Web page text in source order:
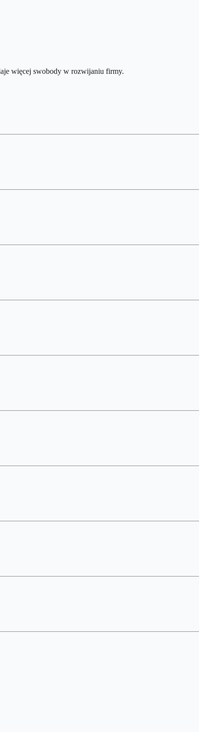
więcej swobody w rozwijaniu firmy.